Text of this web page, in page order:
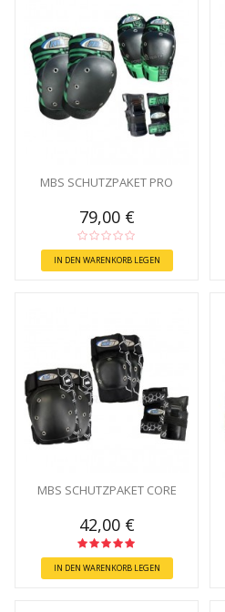
MBS SCHUTZPAKET PRO
79,00 €
IN DEN WARENKORB LEGEN
MBS SCHUTZPAKET CORE
42,00 €
IN DEN WARENKORB LEGEN